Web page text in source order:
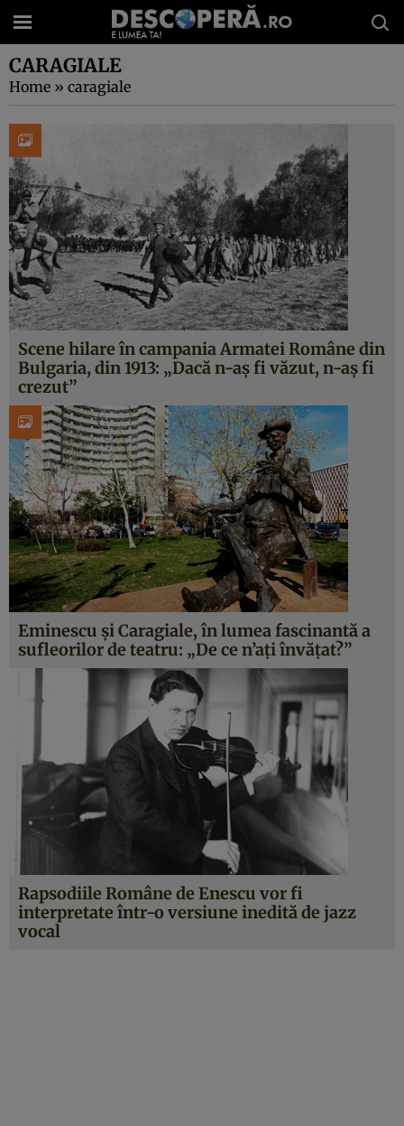
CARAGIALE
Home » caragiale
Scene hilare în campania Armatei Române din
Bulgaria, din 1913: „Dacă n-aș fi văzut, n-aș fi
crezut”
Eminescu și Caragiale, în lumea fascinantă a
sufleorilor de teatru: „De ce n’ați învățat?”
Rapsodiile Române de Enescu vor fi
interpretate într-o versiune inedită de jazz
vocal